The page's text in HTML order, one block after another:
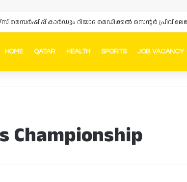
മെമ്പർഷിപ്പ് കാർഡും റിയാദ മെഡിക്കൽ സെന്റർ
HOME QATAR HEALTH SPORTS JOB VACANCY
Championship